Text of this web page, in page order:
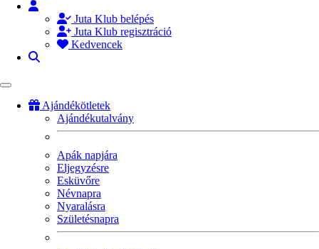
Juta Klub belépés
Juta Klub regisztráció
Kedvencek
Ajándékötletek
Ajándékutalvány
Apák napjára
Eljegyzésre
Esküvőre
Névnapra
Nyaralásra
Születésnapra